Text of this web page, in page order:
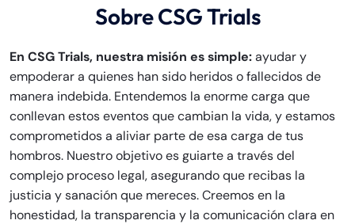
Sobre CSG Trials
En CSG Trials, nuestra misión es simple:ayudar y
empoderar a quienes han sido heridos o fallecidos de
manera indebida. Entendemos la enorme carga que
conllevan estos eventos que cambian la vida, y estamos
comprometidos a aliviar parte de esa carga de tus
hombros. Nuestro objetivo es guiarte a través del
complejo proceso legal, asegurando que recibas la
justicia y sanación que mereces. Creemos en la
honestidad, la transparencia y la comunicación clara en